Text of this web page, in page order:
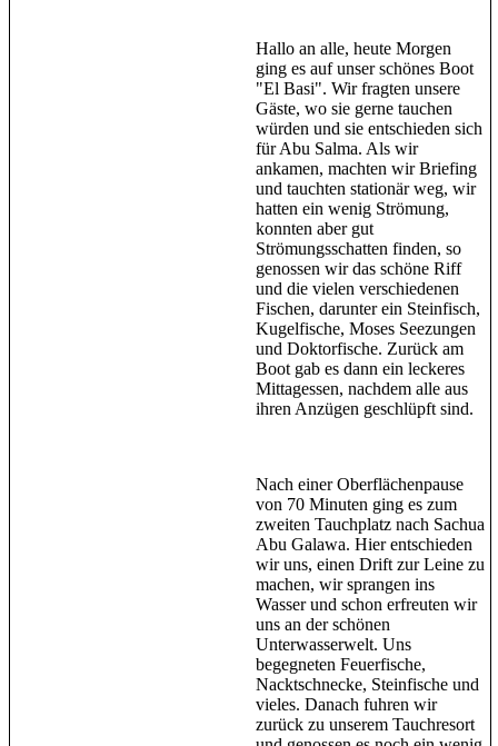
Hallo an alle, heute Morgen
ging es auf unser schönes Boot
"El Basi". Wir fragten unsere
Gäste, wo sie gerne tauchen
würden und sie entschieden sich
für Abu Salma. Als wir
ankamen, machten wir Briefing
und tauchten stationär weg, wir
hatten ein wenig Strömung,
konnten aber gut
Strömungsschatten finden, so
genossen wir das schöne Riff
und die vielen verschiedenen
Fischen, darunter ein Steinfisch,
Kugelfische, Moses Seezungen
und Doktorfische. Zurück am
Boot gab es dann ein leckeres
Mittagessen, nachdem alle aus
ihren Anzügen geschlüpft sind.
Nach einer Oberflächenpause
von 70 Minuten ging es zum
zweiten Tauchplatz nach Sachua
Abu Galawa. Hier entschieden
wir uns, einen Drift zur Leine zu
machen, wir sprangen ins
Wasser und schon erfreuten wir
uns an der schönen
Unterwasserwelt. Uns
begegneten Feuerfische,
Nacktschnecke, Steinfische und
vieles. Danach fuhren wir
zurück zu unserem Tauchresort